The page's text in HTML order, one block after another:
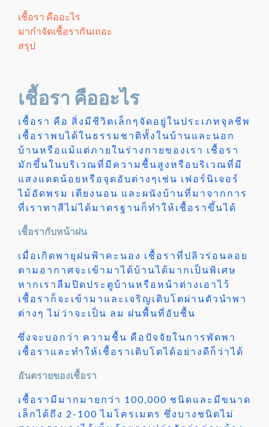
เชื้อรา คืออะไร
มากำจัดเชื้อรากันเถอะ
สรุป
เชื้อรา คืออะไร
เชื้อรา คือ สิ่งมีชีวิตเล็กๆจัดอยู่ในประเภทจุลชีพ
เชื้อราพบได้ในธรรมชาติทั้งในบ้านและนอก
บ้านหรือแม้แต่ภายในร่างกายของเรา เชื้อรา
มักขึ้นในบริเวณที่มีความชื้นสูงหรือบริเวณที่มี
แสงแดดน้อยหรือจุดอับต่างๆเช่น เฟอร์นิเจอร์
ไม้อัดพรม เตียงนอน และผนังบ้านที่มาจากการ
ที่เราทาสีไม่ได้มาตรฐานก็ทำให้เชื้อราขึ้นได้
เชื้อรากับหน้าฝน
เมื่อเกิดพายุฝนฟ้าคะนอง เชื้อราที่ปลิวร่อนลอย
ตามอากาศจะเข้ามาได้บ้านได้มากเป็นพิเศษ
หากเราลืมปิดประตูบ้านหรือหน้าต่างเอาไว้
เชื้อราก็จะเข้ามาและเจริญเติบโตผ่านตัวนำพา
ต่างๆ ไม่ว่าจะเป็น ลม ฝนพื้นที่อับชื้น
ซึ่งจะบอกว่า ความชื้น คือปัจจัยในการพัดพา
เชื้อราและทำให้เชื้อราเติบโตได้อย่างดีก็ว่าได้
อันตรายของเชื้อรา
เชื้อรามีมากมายกว่า 100,000 ชนิดและมีขนาด
เล็กได้ถึง 2-100 ไมโครเมตร ซึ่งบางชนิดไม่